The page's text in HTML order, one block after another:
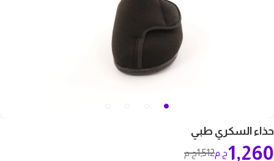
حذاء السكري طبي
1,512ج.م 1,260ج.م